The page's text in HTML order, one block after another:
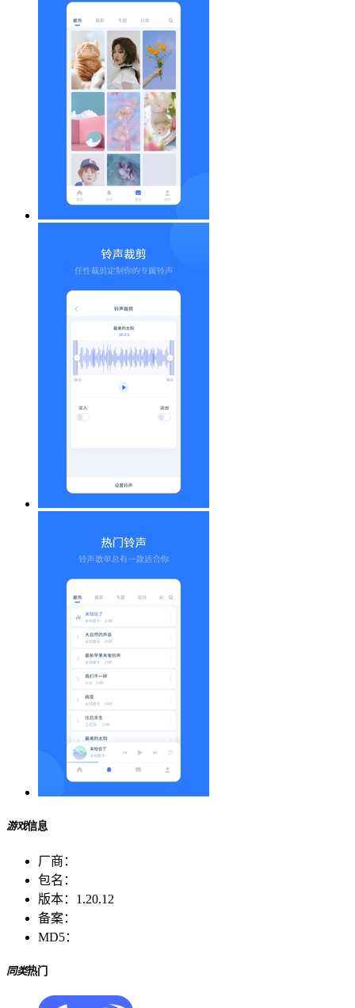
游戏信息
厂商：
包名：
版本： 1.20.12
备案：
MD5：
同类热门